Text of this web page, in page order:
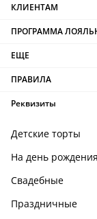
КЛИЕНТАМ
ПРОГРАММА
ЕЩЕ
ПРАВИЛА
Реквизиты
Детские торты
На день рождения
Свадебные
Праздничные